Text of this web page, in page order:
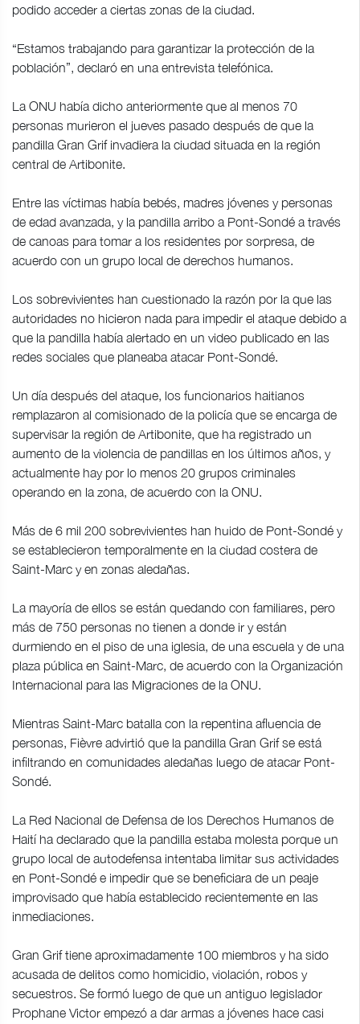
podido acceder a ciertas zonas de la ciudad.
“Estamos trabajando para garantizar la protección de la
población”, declaró en una entrevista telefónica.
La ONU había dicho anteriormente que al menos 70
personas murieron el jueves pasado después de que la
pandilla Gran Grif invadiera la ciudad situada en la región
central de Artibonite.
Entre las víctimas había bebés, madres jóvenes y personas
de edad avanzada, y la pandilla arribo a Pont-Sondé a través
de canoas para tomar a los residentes por sorpresa, de
acuerdo con un grupo local de derechos humanos.
Los sobrevivientes han cuestionado la razón por la que las
autoridades no hicieron nada para impedir el ataque debido a
que la pandilla había alertado en un video publicado en las
redes sociales que planeaba atacar Pont-Sondé.
Un día después del ataque, los funcionarios haitianos
remplazaron al comisionado de la policía que se encarga de
supervisar la región de Artibonite, que ha registrado un
aumento de la violencia de pandillas en los últimos años, y
actualmente hay por lo menos 20 grupos criminales
operando en la zona, de acuerdo con la ONU.
Más de 6 mil 200 sobrevivientes han huido de Pont-Sondé y
se establecieron temporalmente en la ciudad costera de
Saint-Marc y en zonas aledañas.
La mayoría de ellos se están quedando con familiares, pero
más de 750 personas no tienen a donde ir y están
durmiendo en el piso de una iglesia, de una escuela y de una
plaza pública en Saint-Marc, de acuerdo con la Organización
Internacional para las Migraciones de la ONU.
Mientras Saint-Marc batalla con la repentina afluencia de
personas, Fièvre advirtió que la pandilla Gran Grif se está
infiltrando en comunidades aledañas luego de atacar Pont-
Sondé.
La Red Nacional de Defensa de los Derechos Humanos de
Haití ha declarado que la pandilla estaba molesta porque un
grupo local de autodefensa intentaba limitar sus actividades
en Pont-Sondé e impedir que se beneficiara de un peaje
improvisado que había establecido recientemente en las
inmediaciones.
Gran Grif tiene aproximadamente 100 miembros y ha sido
acusada de delitos como homicidio, violación, robos y
secuestros. Se formó luego de que un antiguo legislador
Prophane Victor empezó a dar armas a jóvenes hace casi